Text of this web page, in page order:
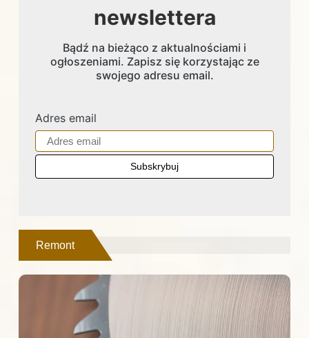
newslettera
Bądź na bieżąco z aktualnościami i
ogłoszeniami. Zapisz się korzystając ze
swojego adresu email.
Adres email
Remont